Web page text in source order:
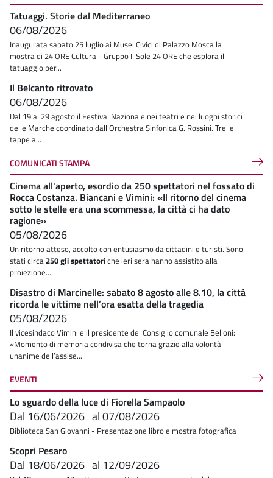
Tatuaggi. Storie dal Mediterraneo
06/08/2026
Inaugurata sabato 25 luglio ai Musei Civici di Palazzo Mosca la
mostra di 24 ORE Cultura - Gruppo Il Sole 24 ORE che esplora il
tatuaggio per...
Il Belcanto ritrovato
06/08/2026
Dal 19 al 29 agosto il Festival Nazionale nei teatri e nei luoghi storici
delle Marche coordinato dall’Orchestra Sinfonica G. Rossini. Tre le
tappe a...
COMUNICATI STAMPA
Cinema all'aperto, esordio da 250 spettatori nel fossato di
Rocca Costanza. Biancani e Vimini: «Il ritorno del cinema
sotto le stelle era una scommessa, la città ci ha dato
ragione»
05/08/2026
Un ritorno atteso, accolto con entusiasmo da cittadini e turisti. Sono
stati circa250 gli spettatoriche ieri sera hanno assistito alla
proiezione...
Disastro di Marcinelle: sabato 8 agosto alle 8.10, la città
ricorda le vittime nell’ora esatta della tragedia
05/08/2026
Il vicesindaco Vimini e il presidente del Consiglio comunale Belloni:
«Momento di memoria condivisa che torna grazie alla volontà
unanime dell’assise...
EVENTI
Lo sguardo della luce di Fiorella Sampaolo
Dal 16/06/2026 al07/08/2026
Biblioteca San Giovanni - Presentazione libro e mostra fotografica
Scopri Pesaro
Dal 18/06/2026 al 12/09/2026